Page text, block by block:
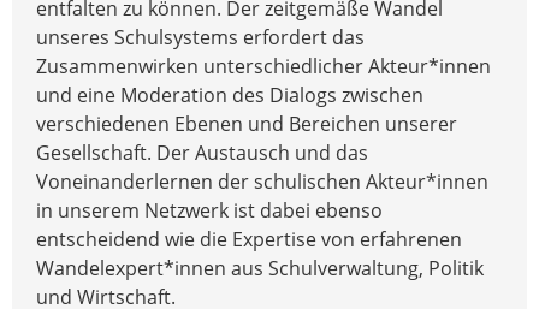
entfalten zu können. Der zeitgemäße Wandel
unseres Schulsystems erfordert das
Zusammenwirken unterschiedlicher Akteur*innen
und eine Moderation des Dialogs zwischen
verschiedenen Ebenen und Bereichen unserer
Gesellschaft. Der Austausch und das
Voneinanderlernen der schulischen Akteur*innen
in unserem Netzwerk ist dabei ebenso
entscheidend wie die Expertise von erfahrenen
Wandelexpert*innen aus Schulverwaltung, Politik
und Wirtschaft.